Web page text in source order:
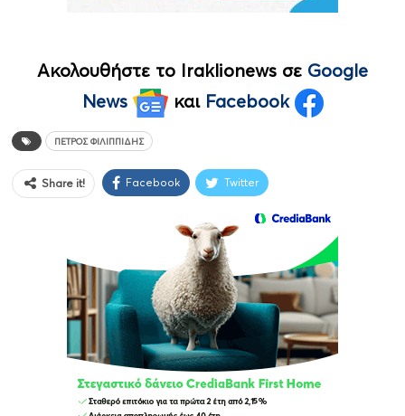
Ακολουθήστε το Iraklionews σε Google
News
και Facebook
ΠΈΤΡΟΣ ΦΙΛΙΠΠΊΔΗΣ
Share it! Facebook Twitter